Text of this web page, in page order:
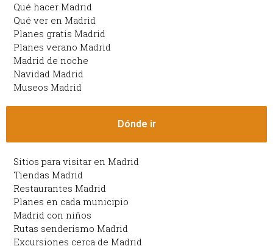
Qué hacer Madrid
Qué ver en Madrid
Planes gratis Madrid
Planes verano Madrid
Madrid de noche
Navidad Madrid
Museos Madrid
Dónde ir
Sitios para visitar en Madrid
Tiendas Madrid
Restaurantes Madrid
Planes en cada municipio
Madrid con niños
Rutas senderismo Madrid
Excursiones cerca de Madrid